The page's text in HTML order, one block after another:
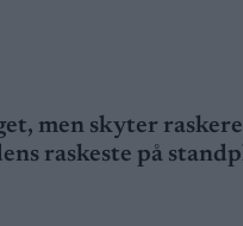
men skyter
raskeste på